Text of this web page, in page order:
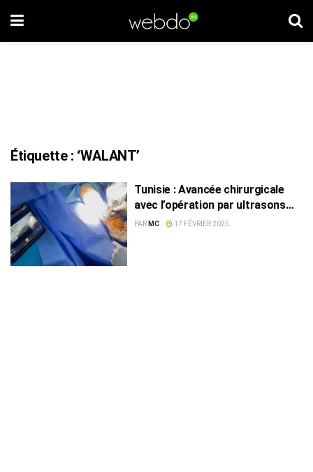
Étiquette : ‘WALANT’
Tunisie : Avancée chirurgicale
avec l’opération par ultrasons
pour soulager la compression
PAR MC 17 FÉVRIER 2025